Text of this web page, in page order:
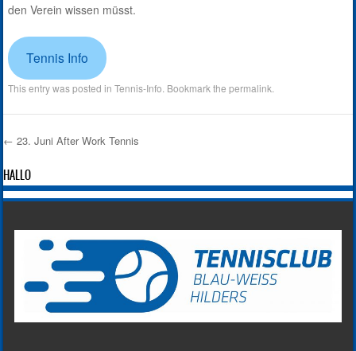
den Verein wissen müsst.
Tennis Info
This entry was posted inTennis-Info . Bookmark thepermalink
Post navigation
← 23. Juni After Work Tennis
HALLO